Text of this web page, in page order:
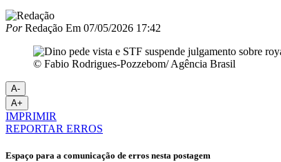
PorRedação Em 07/05/2026 17:42
© Fabio Rodrigues-Pozzebom/ Agência Brasil
A-
A+
IMPRIMIR
REPORTAR ERROS
Espaço para a comunicação de erros nesta postagem